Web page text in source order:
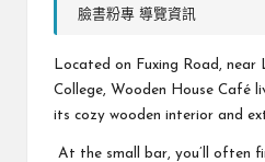
臉書粉專 導覽資訊
Located on Fuxing Road, near
College, Wooden House Café
its cozy wooden interior and
At the small bar, you’ll often